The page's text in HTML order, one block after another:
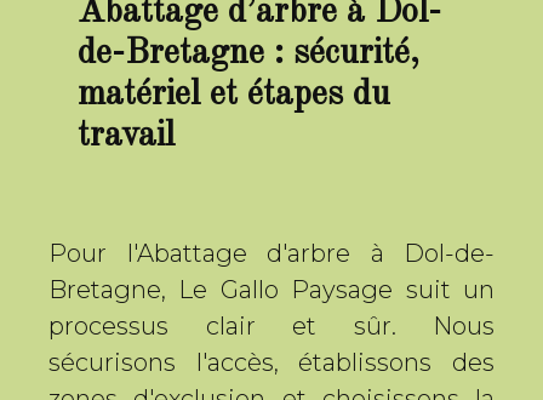
Abattage d’arbre à Dol-
de-Bretagne : sécurité,
matériel et étapes du
travail
Pour l'Abattage d'arbre à Dol-de-
Bretagne, Le Gallo Paysage suit un
processus clair et sûr. Nous
sécurisons l'accès, établissons des